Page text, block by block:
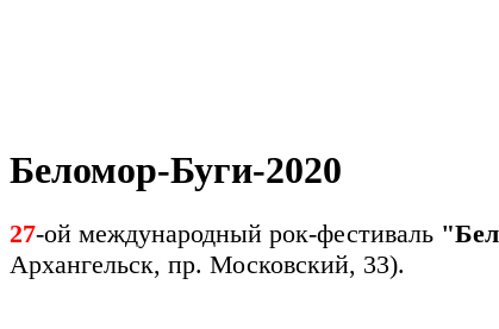
Беломор-Буги-2020
27-ой международный рок-фестиваль
Архангельск, пр. Московский, 33).